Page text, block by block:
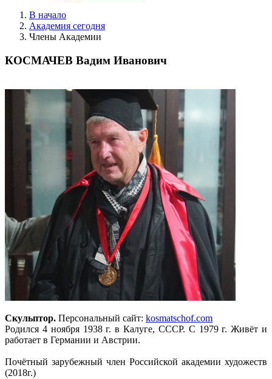
В начало
Академия сегодня
Члены Академии
КОСМАЧЕВ Вадим Иванович
Скульптор. Персональный сайт: kosmatschof.com
Родился 4 ноября 1938 г. в Калуге, СССР. С 1979 г. Живёт и
работает в Германии и Австрии.
Почётный зарубежный член Российской академии художеств
(2018г.)